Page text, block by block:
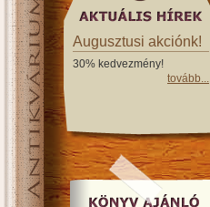
Augusztusi akciónk!
30% kedvezmény!
tovább...